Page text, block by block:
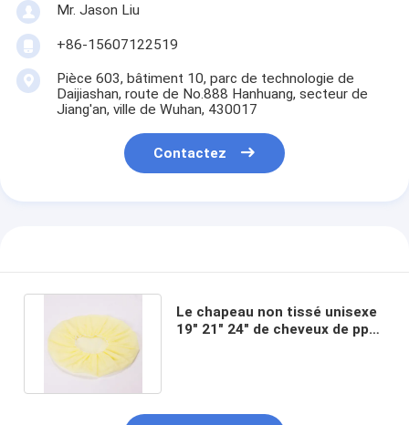
Mr. Jason Liu
+86-15607122519
Pièce 603, bâtiment 10, parc de technologie de
Daijiashan, route de No.888 Hanhuang, secteur de
Jiang'an, ville de Wuhan, 430017
Contactez
Le chapeau non tissé unisexe
19" 21" 24" de cheveux de pp